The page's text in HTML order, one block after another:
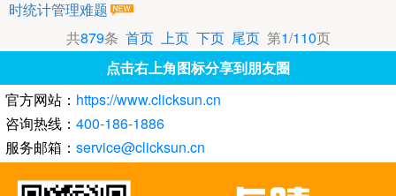
时统计管理难题
共879条 首页 上页 下页 尾页第1/110页
点击右上角图标分享到朋友圈
官方网站： https://www.clicksun.cn
咨询热线： 400-186-1886
服务邮箱： service@clicksun.cn